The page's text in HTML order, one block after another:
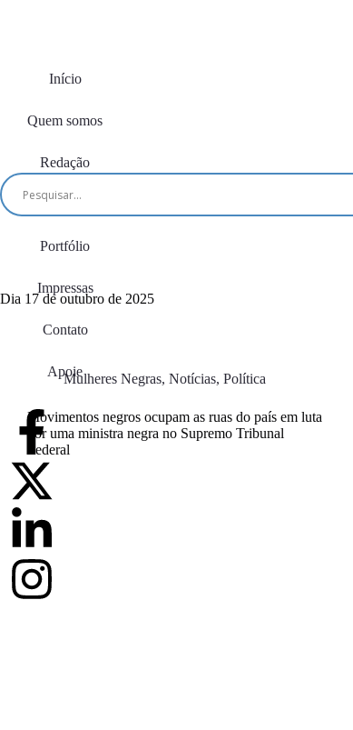
Início
Quem somos
Redação
Editorias
Portfólio
Impressas
Contato
Apoie
Dia 17 de outubro de 2025
Mulheres Negras, Notícias, Política
Movimentos negros ocupam as ruas do país em luta
por uma ministra negra no Supremo Tribunal
Federal